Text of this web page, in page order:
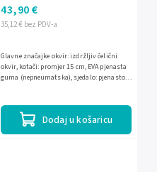
35,12 € bez PDV-a
43,90 €
Dodaj u košaricu
Glavne značajke okvir: izdržljiv čelični
okvir, kotači: promjer 15 cm, EVA pjenasta
guma (nepneumatska), sjedalo: pjenasto,